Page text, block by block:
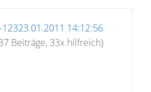
12323.01.2011 14:12:56
Beiträge, 33x hilfreich)